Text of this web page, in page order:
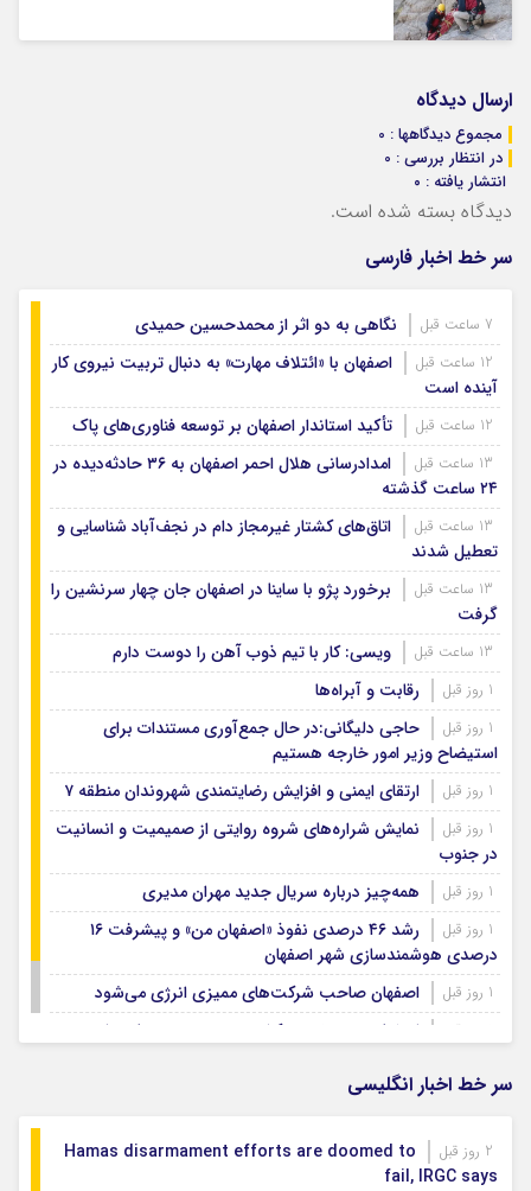
ارسال دیدگاه
مجموع دیدگاهها : 0
در انتظار بررسی : 0
انتشار یافته : ۰
دیدگاه بسته شده است.
سر خط اخبار فارسی
نگاهی به دو اثر از محمدحسین حمیدی
اصفهان با «ائتلاف مهارت» به دنبال تربیت نیروی کار
آینده است
تأکید استاندار اصفهان بر توسعه فناوری‌های پاک
امدادرسانی هلال احمر اصفهان به ۳۶ حادثه‌دیده در
۲۴ ساعت گذشته
اتاق‌های کشتار غیرمجاز دام در نجف‌آباد شناسایی و
تعطیل شدند
برخورد پژو با ساینا در اصفهان جان چهار سرنشین را
گرفت
ویسی: کار با تیم ذوب آهن را دوست دارم
رقابت و آبراه‌ها
حاجی دلیگانی:در حال جمع‌آوری مستندات برای
استیضاح وزیر امور خارجه هستیم
ارتقای ایمنی و افزایش رضایتمندی شهروندان منطقه ۷
نمایش شراره‌های شروه روایتی از صمیمیت و انسانیت
در جنوب
همه‌چیز درباره سریال جدید مهران مدیری
رشد ۴۶ درصدی نفوذ «اصفهان من» و پیشرفت ۱۶
درصدی هوشمندسازی شهر اصفهان
اصفهان صاحب شرکت‌های ممیزی انرژی می‌شود
اصفهان رتبه نخست کشور در توسعه و حمایت از
سر خط اخبار انگلیسی
Hamas disarmament efforts are doomed to
fail, IRGC says